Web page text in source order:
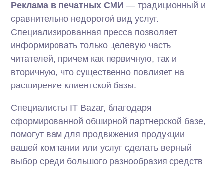
Реклама в печатных СМИ — традиционный и
сравнительно недорогой вид услуг.
Специализированная пресса позволяет
информировать только целевую часть
читателей, причем как первичную, так и
вторичную, что существенно повлияет на
расширение клиентской базы.
Специалисты IT Bazar, благодаря
сформированной обширной партнерской базе,
помогут вам для продвижения продукции
вашей компании или услуг сделать верный
выбор среди большого разнообразия средств